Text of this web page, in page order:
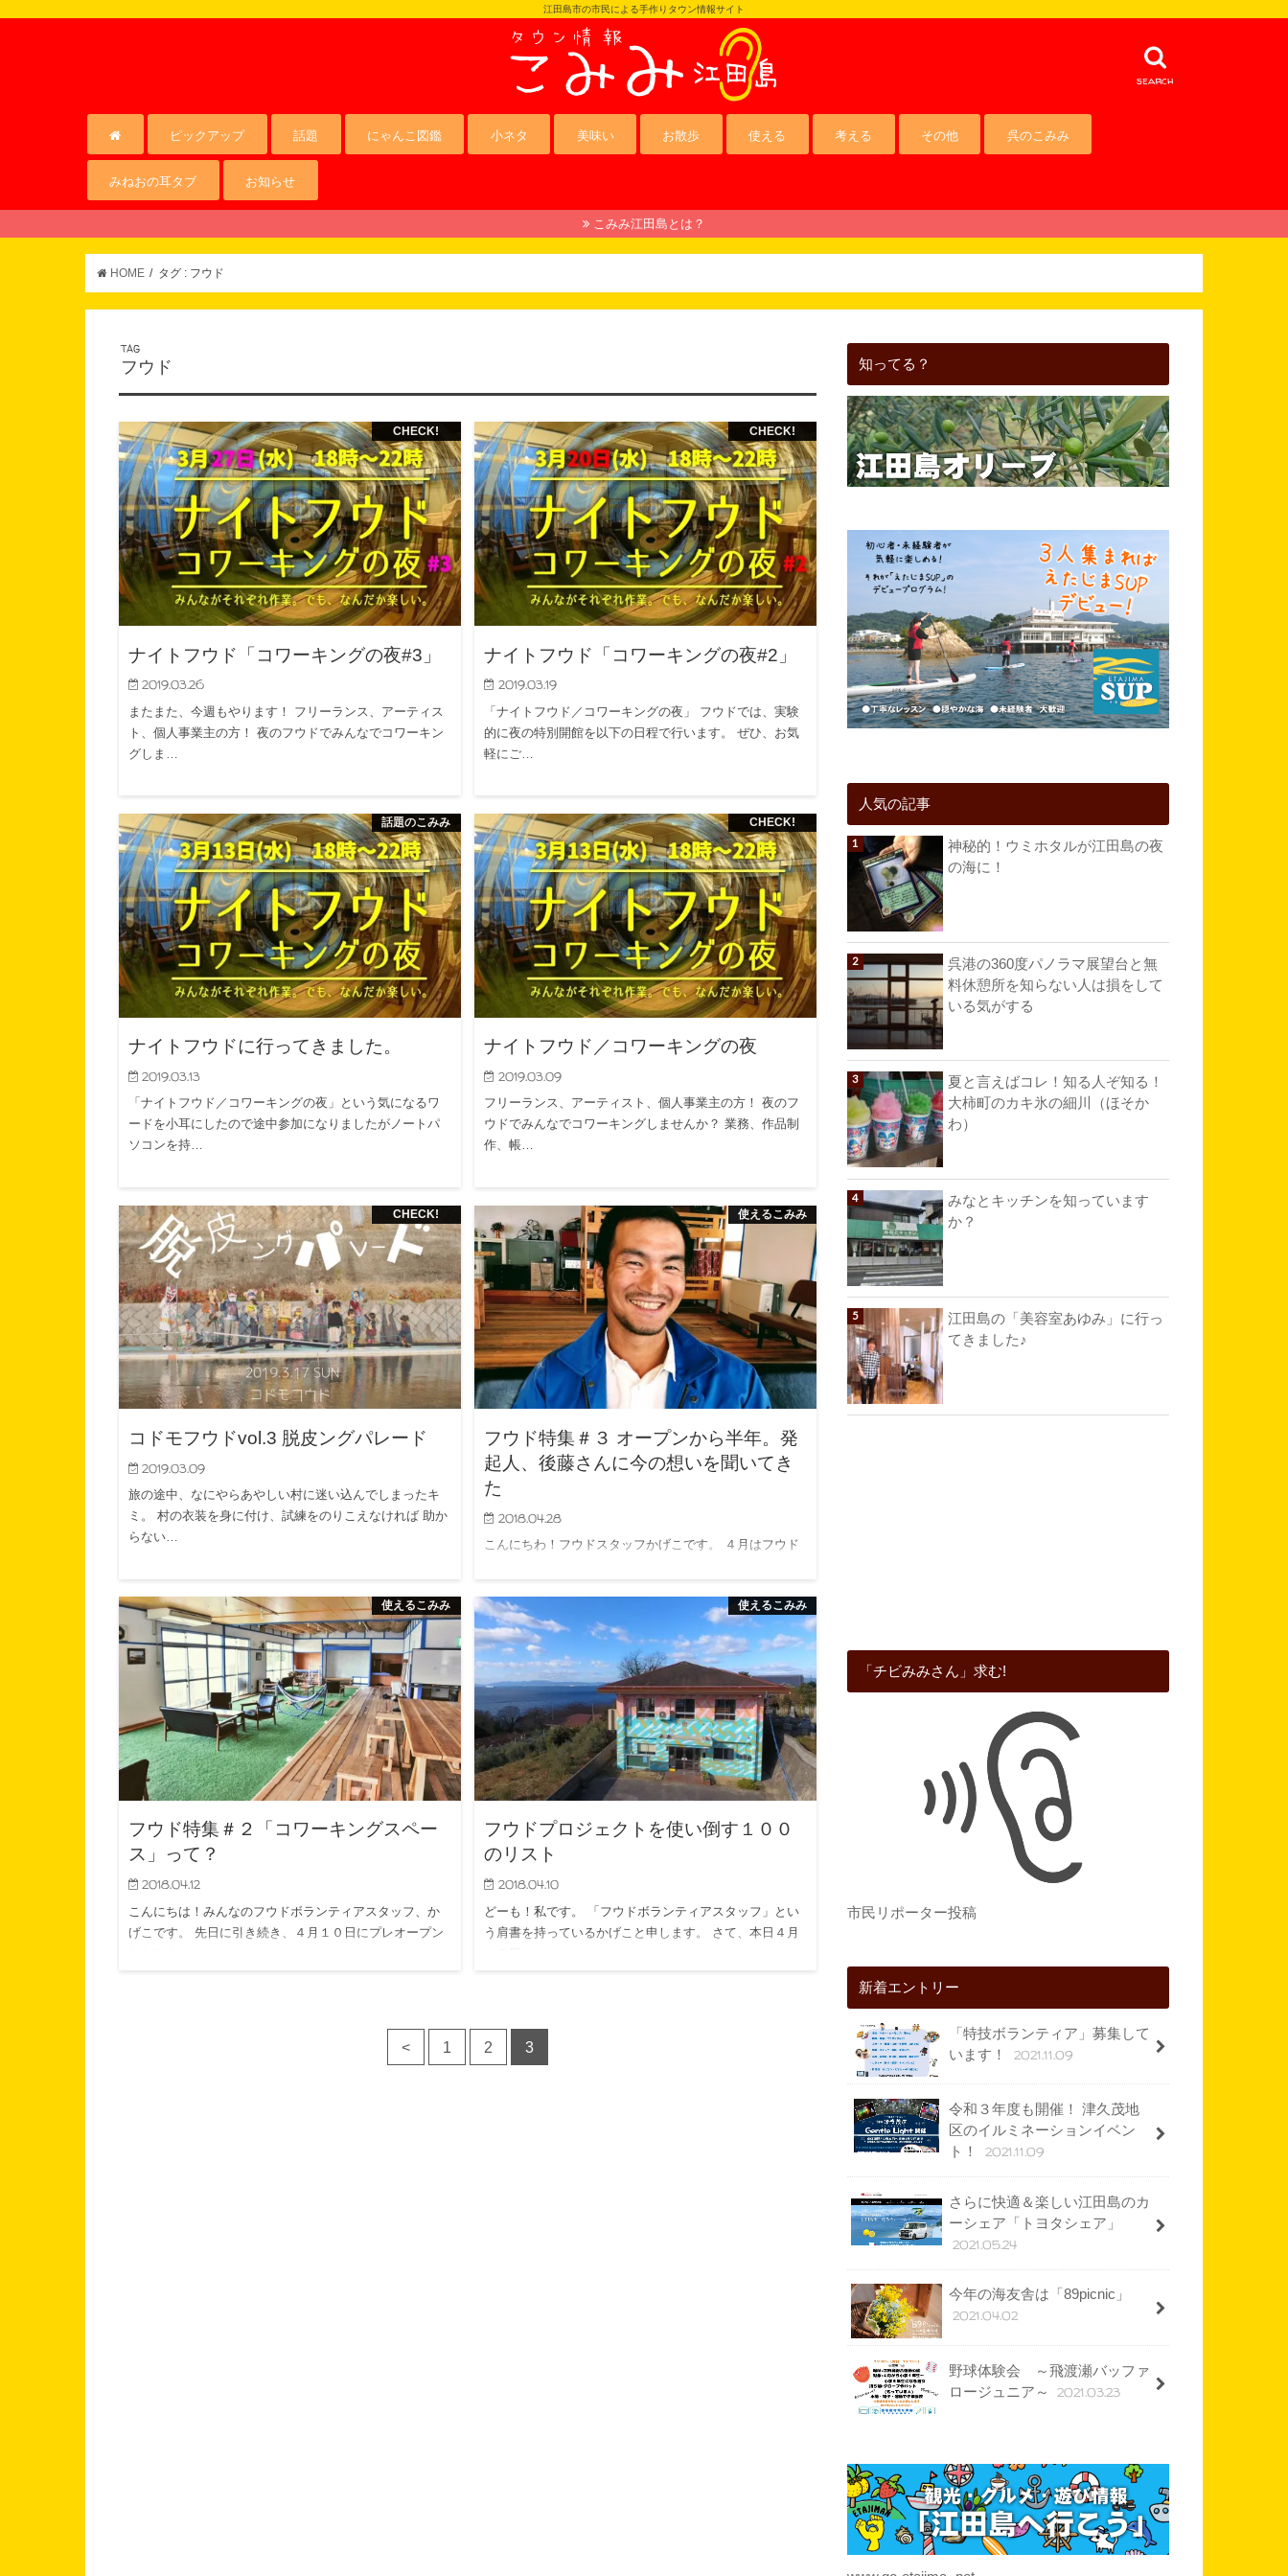
江田島市の市民による手作りタウン情報サイト
search
ピックアップ 話題 にゃんこ図鑑 小ネタ 美味い お散歩 使える 考える その他 呉のこみみ
みねおの耳タブ お知らせ
こみみ江田島とは？
HOME タグ : フウド
TAG
フウド
ナイトフウド「コワーキングの夜#3」
2019.03.26
またまた、今週もやります！ フリーランス、アーティス
ト、個人事業主の方！ 夜のフウドでみんなでコワーキン
グしま…
ナイトフウド「コワーキングの夜#2」
2019.03.19
「ナイトフウド／コワーキングの夜」 フウドでは、実験
的に夜の特別開館を以下の日程で行います。 ぜひ、お気
軽にご…
話題のこみみ
ナイトフウドに行ってきました。
2019.03.13
「ナイトフウド／コワーキングの夜」という気になるワ
ードを小耳にしたので途中参加になりましたがノートパ
ソコンを持…
ナイトフウド／コワーキングの夜
2019.03.09
フリーランス、アーティスト、個人事業主の方！ 夜のフ
ウドでみんなでコワーキングしませんか？ 業務、作品制
作、帳…
コドモフウドvol.3 脱皮ングパレード
2019.03.09
旅の途中、なにやらあやしい村に迷い込んでしまったキ
ミ。 村の衣装を身に付け、試練をのりこえなければ 助か
らない…
使えるこみみ
フウド特集＃３ オープンから半年。発
起人、後藤さんに今の想いを聞いてき
た
2018.04.28
こんにちわ！フウドスタッフかげこです。 ４月はフウド
使えるこみみ
フウド特集＃２「コワーキングスペー
ス」って？
2018.04.12
こんにちは！みんなのフウドボランティアスタッフ、か
げこです。 先日に引き続き、４月１０日にプレオープン
使えるこみみ
フウドプロジェクトを使い倒す１００
のリスト
2018.04.10
どーも！私です。 「フウドボランティアスタッフ」とい
う肩書を持っているかげこと申します。 さて、本日４月
< 1 2 3
知ってる？
人気の記事
神秘的！ウミホタルが江田島の夜
の海に！
呉港の360度パノラマ展望台と無
料休憩所を知らない人は損をして
いる気がする
夏と言えばコレ！知る人ぞ知る！
大柿町のカキ氷の細川（ほそか
わ）
みなとキッチンを知っています
か？
江田島の「美容室あゆみ」に行っ
てきました♪
「チビみみさん」求む!
市民リポーター投稿
新着エントリー
「特技ボランティア」募集して
います！
2021.11.09
令和３年度も開催！ 津久茂地
区のイルミネーションイベン
ト！
2021.11.09
さらに快適＆楽しい江田島のカ
ーシェア「トヨタシェア」
2021.05.24
今年の海友舎は「89picnic」
2021.04.02
野球体験会 ～飛渡瀬バッファ
ロージュニア～
2021.03.23